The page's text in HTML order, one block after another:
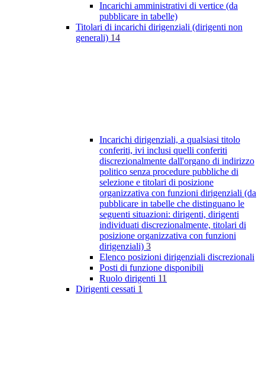
Incarichi amministrativi di vertice (da
pubblicare in tabelle)
Titolari di incarichi dirigenziali (dirigenti non
generali) 14
Incarichi dirigenziali, a qualsiasi titolo
conferiti, ivi inclusi quelli conferiti
discrezionalmente dall'organo di indirizzo
politico senza procedure pubbliche di
selezione e titolari di posizione
organizzativa con funzioni dirigenziali (da
pubblicare in tabelle che distinguano le
seguenti situazioni: dirigenti, dirigenti
individuati discrezionalmente, titolari di
posizione organizzativa con funzioni
dirigenziali) 3
Elenco posizioni dirigenziali discrezionali
Posti di funzione disponibili
Ruolo dirigenti 11
Dirigenti cessati 1